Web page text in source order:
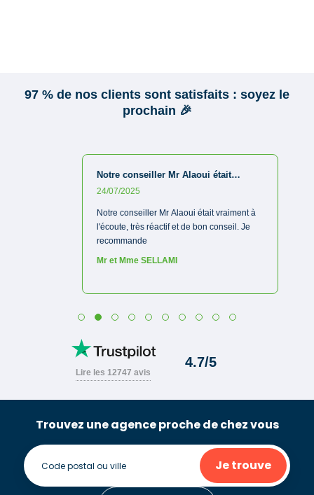
Trouvez une agence proche de chez vous
Je trouve